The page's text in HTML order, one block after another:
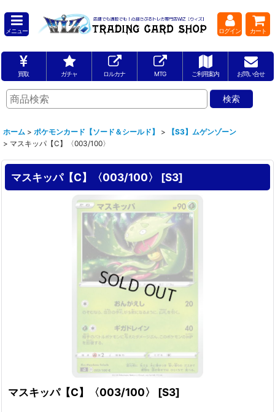
メニュー ログイン カート
買取 ガチャ ロルカナ MTG ご利用案内 お問い合せ
ホーム > ポケモンカード【ソード＆シールド】 >
【S3】ムゲンゾーン
> マスキッパ【C】〈003/100〉
マスキッパ【C】〈003/100〉 [S3]
マスキッパ【C】〈003/100〉 [S3]